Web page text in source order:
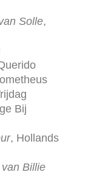
Solle,
Bij
, Hollands
Billie